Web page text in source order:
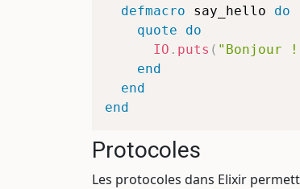
defmacro say_hello do
quote
do
IO . puts ( "Bonjour
end
end
end
Protocoles
Les protocoles dans Elixir